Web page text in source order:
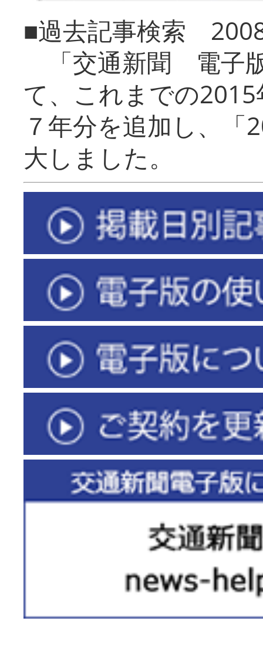
■過去記事検索
「交通新聞 電子
て、これまでの
７年分を追加し、「
大しまし